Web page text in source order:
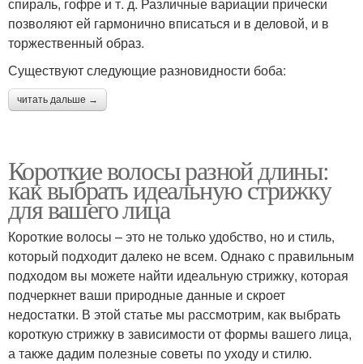
спираль, гофре и т. д. Различные вариации прически
позволяют ей гармонично вписаться и в деловой, и в
торжественный образ.
Существуют следующие разновидности боба:
читать дальше →
Короткие волосы разной длины:
как выбрать идеальную стрижку
для вашего лица
Короткие волосы – это не только удобство, но и стиль,
который подходит далеко не всем. Однако с правильным
подходом вы можете найти идеальную стрижку, которая
подчеркнет ваши природные данные и скроет
недостатки. В этой статье мы рассмотрим, как выбрать
короткую стрижку в зависимости от формы вашего лица,
а также дадим полезные советы по уходу и стилю.